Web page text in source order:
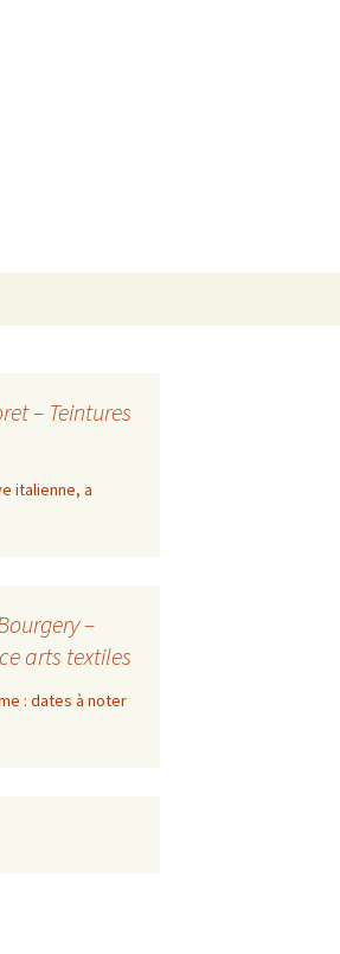
– Teintures
italienne, a
–
arts textiles
: dates à noter